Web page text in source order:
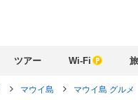
ツアー Wi-Fi
マウイ島 マウイ島 グルメ